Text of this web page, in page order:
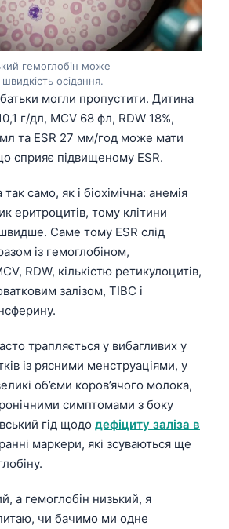
гемоглобін може
осідання.
могли пропустити. Дитина
г/дл, MCV 68 фл, RDW 18%,
та ESR 27 мм/год може мати
сприяє підвищеному ESR.
само, як і біохімічна: анемія
еритроцитів, тому клітини
Саме тому ESR слід
із гемоглобіном,
RDW, кількістю ретикулоцитів,
залізом, TIBC і
трапляється у вибагливих у
із рясними менструаціями, у
об’єми коров’ячого молока,
симптомами з боку
гід щодо дефіциту заліза в
маркери, які зсуваються ще
а гемоглобін низький, я
чи бачимо ми одне